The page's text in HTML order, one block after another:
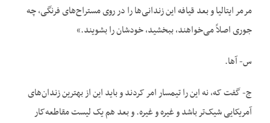
مرمر ایتالیا و بعد قیافه این زندانی‌ها را در روی مستراح‌های فرنگی، چه
جوری اصلاً می‌خواهند، ببخشید، خودشان را بشویند.»
س- آها.
ج- گفت که، نه این را تیمسار امر کردند و باید این از بهترین زندان‌های
آمریکایی‌ شیک‌تر باشد و غیره و غیره. و بعد هم یک لیست مقاطعه‌کار